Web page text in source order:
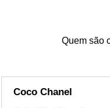
Quem são
Coco Chanel